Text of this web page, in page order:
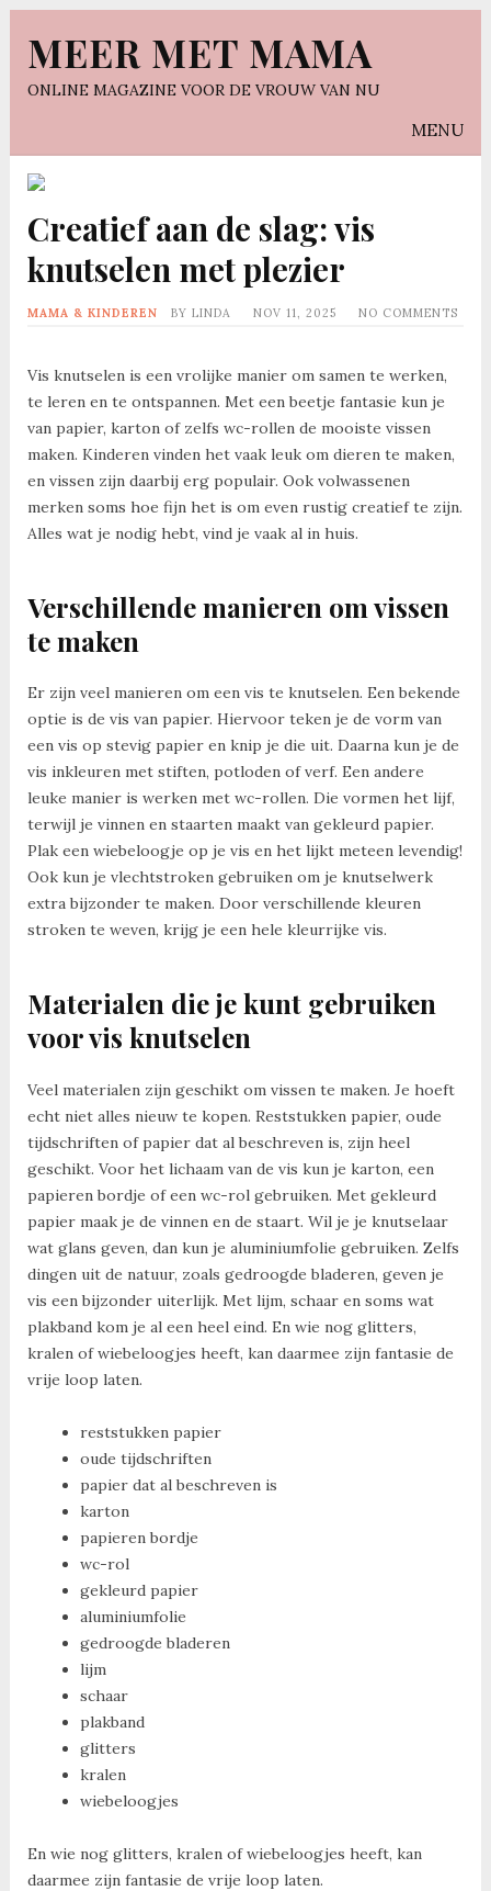
MEER MET MAMA
ONLINE MAGAZINE VOOR DE VROUW VAN NU
MENU
Creatief aan de slag: vis
knutselen met plezier
MAMA & KINDEREN BY LINDA NOV 11, 2025 NO COMMENTS
Vis knutselen is een vrolijke manier om samen te werken,
te leren en te ontspannen. Met een beetje fantasie kun je
van papier, karton of zelfs wc-rollen de mooiste vissen
maken. Kinderen vinden het vaak leuk om dieren te maken,
en vissen zijn daarbij erg populair. Ook volwassenen
merken soms hoe fijn het is om even rustig creatief te zijn.
Alles wat je nodig hebt, vind je vaak al in huis.
Verschillende manieren om vissen
te maken
Er zijn veel manieren om een vis te knutselen. Een bekende
optie is de vis van papier. Hiervoor teken je de vorm van
een vis op stevig papier en knip je die uit. Daarna kun je de
vis inkleuren met stiften, potloden of verf. Een andere
leuke manier is werken met wc-rollen. Die vormen het lijf,
terwijl je vinnen en staarten maakt van gekleurd papier.
Plak een wiebeloogje op je vis en het lijkt meteen levendig!
Ook kun je vlechtstroken gebruiken om je knutselwerk
extra bijzonder te maken. Door verschillende kleuren
stroken te weven, krijg je een hele kleurrijke vis.
Materialen die je kunt gebruiken
voor vis knutselen
Veel materialen zijn geschikt om vissen te maken. Je hoeft
echt niet alles nieuw te kopen. Reststukken papier, oude
tijdschriften of papier dat al beschreven is, zijn heel
geschikt. Voor het lichaam van de vis kun je karton, een
papieren bordje of een wc-rol gebruiken. Met gekleurd
papier maak je de vinnen en de staart. Wil je je knutselaar
wat glans geven, dan kun je aluminiumfolie gebruiken. Zelfs
dingen uit de natuur, zoals gedroogde bladeren, geven je
vis een bijzonder uiterlijk. Met lijm, schaar en soms wat
plakband kom je al een heel eind. En wie nog glitters,
kralen of wiebeloogjes heeft, kan daarmee zijn fantasie de
vrije loop laten.
reststukken papier
oude tijdschriften
papier dat al beschreven is
karton
papieren bordje
wc-rol
gekleurd papier
aluminiumfolie
gedroogde bladeren
lijm
schaar
plakband
glitters
kralen
wiebeloogjes
En wie nog glitters, kralen of wiebeloogjes heeft, kan
daarmee zijn fantasie de vrije loop laten.